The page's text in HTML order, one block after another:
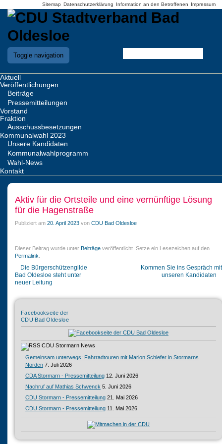
Sitemap Datenschutzerklärung Information an den Betroffenen Impressum
Toggle navigation
Aktuell
Veröffentlichungen
Beiträge
Pressemitteilungen
Vorstand
Fraktion
Ausschussbesetzungen
Kommunalwahl 2023
Unsere Kandidaten
Kommunalwahlprogramm
Wahl-News
Kontakt
Aktiv für die Ortsteile und eine vernünftige Lösung
für die Hagenstraße
Publiziert am 20. April 2023 von CDU Bad Oldesloe
Dieser Beitrag wurde unter Beiträge veröffentlicht. Setze ein Lesezeichen auf den
Permalink
Die Bürgerschützengilde
Bad Oldesloe steht unter
neuer Leitung
Kommen Sie ins Gespräch mit
unseren Kandidaten
Facebookseite der
CDU Bad Oldesloe
CDU Stormarn News
Gemeinsam unterwegs: Fahrradtouren mit Marion Schiefer in Stormarns
Norden 7. Juli 2026
CDA Stormarn - Pressemitteilung 12. Juni 2026
Nachruf auf Mathias Schwenck 5. Juni 2026
CDU Stormarn - Pressemitteilung 21. Mai 2026
CDU Stormarn - Pressemitteilung 11. Mai 2026